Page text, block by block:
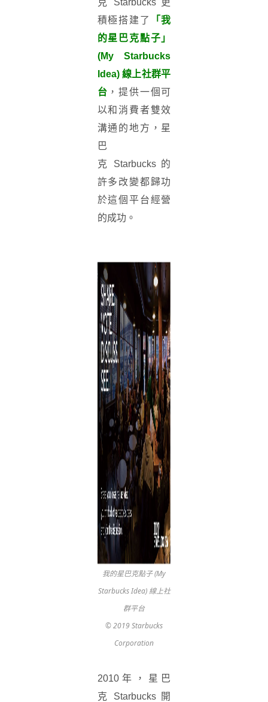
克 Starbucks 更
積極搭建了
「我
的星巴克點子」
(My Starbucks
Idea) 線上社群平
台 ，提供一個可
以和消費者雙效
溝通的地方， 星
巴
克
Starbucks 的
許多改變都歸功
於這個平台經營
的成功。
我的星巴克點子 (My
Starbucks Idea) 線上社
群平台
© 2019 Starbucks
Corporation
2010年， 星巴
克 Starbucks 開